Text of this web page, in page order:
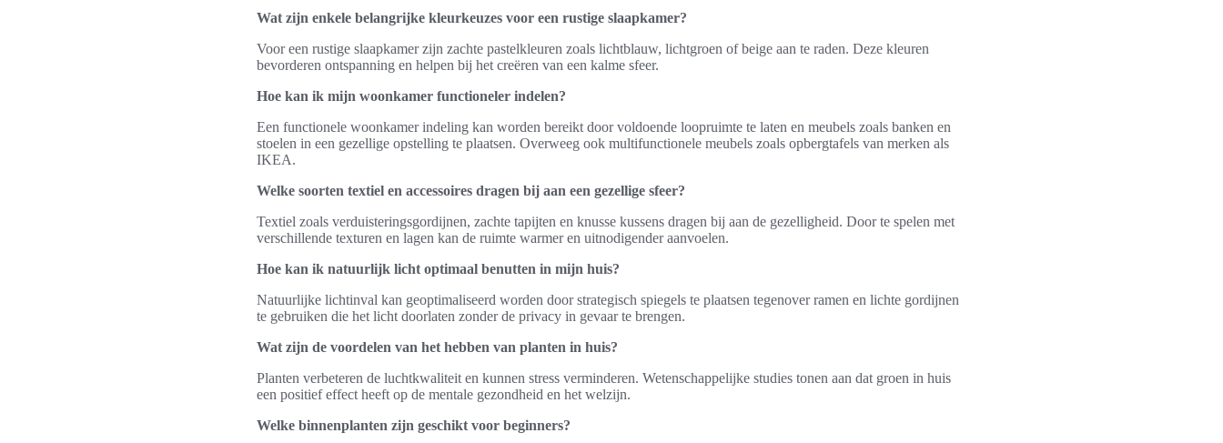
Wat zijn enkele belangrijke kleurkeuzes voor een rustige slaapkamer?
Voor een rustige slaapkamer zijn zachte pastelkleuren zoals lichtblauw, lichtgroen of beige aan te raden. Deze kleuren
bevorderen ontspanning en helpen bij het creëren van een kalme sfeer.
Hoe kan ik mijn woonkamer functioneler indelen?
Een functionele woonkamer indeling kan worden bereikt door voldoende loopruimte te laten en meubels zoals banken en
stoelen in een gezellige opstelling te plaatsen. Overweeg ook multifunctionele meubels zoals opbergtafels van merken als
IKEA.
Welke soorten textiel en accessoires dragen bij aan een gezellige sfeer?
Textiel zoals verduisteringsgordijnen, zachte tapijten en knusse kussens dragen bij aan de gezelligheid. Door te spelen met
verschillende texturen en lagen kan de ruimte warmer en uitnodigender aanvoelen.
Hoe kan ik natuurlijk licht optimaal benutten in mijn huis?
Natuurlijke lichtinval kan geoptimaliseerd worden door strategisch spiegels te plaatsen tegenover ramen en lichte gordijnen
te gebruiken die het licht doorlaten zonder de privacy in gevaar te brengen.
Wat zijn de voordelen van het hebben van planten in huis?
Planten verbeteren de luchtkwaliteit en kunnen stress verminderen. Wetenschappelijke studies tonen aan dat groen in huis
een positief effect heeft op de mentale gezondheid en het welzijn.
Welke binnenplanten zijn geschikt voor beginners?